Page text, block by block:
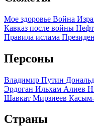
Мое здоровье Война
Кавказ после войны
Правила ислама
Персоны
Владимир Путин
Эрдоган Ильхам Алиев
Шавкат Мирзиеев
Страны